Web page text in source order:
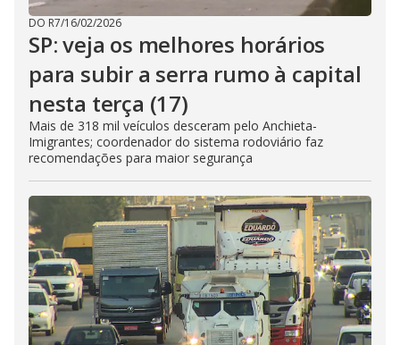
DO R7/16/02/2026
SP: veja os melhores horários
para subir a serra rumo à capital
nesta terça (17)
Mais de 318 mil veículos desceram pelo Anchieta-
Imigrantes; coordenador do sistema rodoviário faz
recomendações para maior segurança